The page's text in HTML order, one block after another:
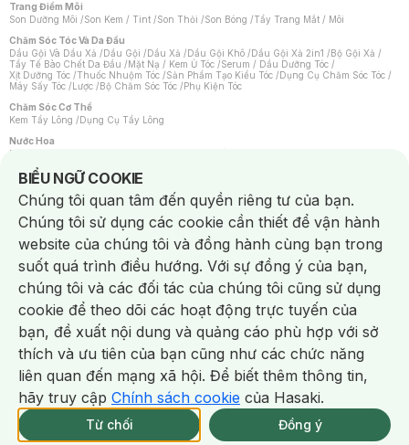
Trang Điểm Môi
Son Dưỡng Môi /Son Kem / Tint /Son Thỏi /Son Bóng /Tẩy Trang Mắt / Môi
Chăm Sóc Tóc Và Da Đầu
Dầu Gội Và Dầu Xả /Dầu Gội /Dầu Xả /Dầu Gội Khô /Dầu Gội Xả 2in1 /Bộ Gội Xả /
Tẩy Tế Bào Chết Da Đầu /Mặt Nạ / Kem Ủ Tóc /Serum / Dầu Dưỡng Tóc /
Xịt Dưỡng Tóc /Thuốc Nhuộm Tóc /Sản Phẩm Tạo Kiểu Tóc /Dụng Cụ Chăm Sóc Tóc /
Máy Sấy Tóc /Lược /Bộ Chăm Sóc Tóc /Phụ Kiện Tóc
Chăm Sóc Cơ Thể
Kem Tẩy Lông /Dụng Cụ Tẩy Lông
Nước Hoa
Nước Hoa Nữ
Chăm Sóc Cá Nhân
Chống Muỗi /Khẩu Trang /Máy Massage/Mặt Nạ Xông Hơi /Nước Rửa Tay/
Sản Phẩm Chăm Sóc Khác /Bàn Chải Đánh Răng /Bàn Chải Điện/
Hỗ Trợ Trắng Răng/Kem Đánh Răng /Máy Tăm Nước/ Nước Súc Miệng/
Tăm / Chỉ Nha Khoa/ Xịt Thơm Miệng / Dung Dịch Vệ Sinh/Dưỡng Vùng Kín/
Khăn Ướt Vệ Sinh Vùng Kín/Băng Vệ Sinh/Tampon/Bọt Cạo Râu /Dao Cạo Râu/
Máy Cạo Râu
Vấn Đề Về Da
Da Dầu / Lỗ Chân Lông To/ Da Khô / Mất Nước/ Da Lão Hóa/ Da Mụn/
Da Nhạy Cảm / Kích Ứng
Da Xỉn Màu Thâm / Nám / Tàn Nhang
Quầng Thâm & Bọng Mắt /Sẹo /Viêm Da Cơ Địa
Dụng Cụ / Phụ Kiện Chăm Sóc Da
Bông Tẩy Trang
Khăn Lau Mặt Khô Dụng Cụ / Máy Rửa Mặt Máy Chăm Sóc Da
Dụng Cụ Chăm Sóc Khác
BIỂU NGỮ COOKIE
Notice about cookies usage
Chúng tôi quan tâm đến quyền riêng tư của bạn.
Chúng tôi sử dụng các cookie cần thiết để vận hành
website của chúng tôi và đồng hành cùng bạn trong
suốt quá trình điều hướng. Với sự đồng ý của bạn,
chúng tôi và các đối tác của chúng tôi cũng sử dụng
cookie để theo dõi các hoạt động trực tuyến của
bạn, đề xuất nội dung và quảng cáo phù hợp với sở
thích và ưu tiên của bạn cũng như các chức năng
liên quan đến mạng xã hội. Để biết thêm thông tin,
hãy truy cập Chính sách cookie của Hasaki.
Từ chối Đồng ý